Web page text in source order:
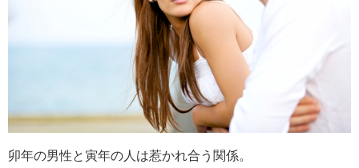
卯年の男性と寅年の人は惹かれ合う関係。